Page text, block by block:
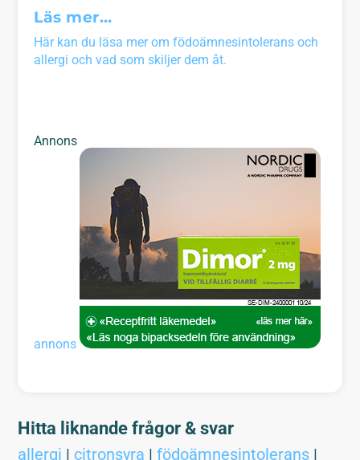
Läs mer…
Här kan du läsa mer om födoämnesintolerans och
allergi och vad som skiljer dem åt.
Annons
annons
Hitta liknande frågor & svar
allergi | citronsyra |födoämnesintolerans |